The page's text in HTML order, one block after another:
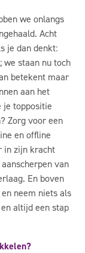
we onlangs
Acht
je dan denkt:
we staan nu toch
betekent maar
aan het
je toppositie
Zorg voor een
en offline
in zijn kracht
van
En boven
neem niets als
altijd een stap